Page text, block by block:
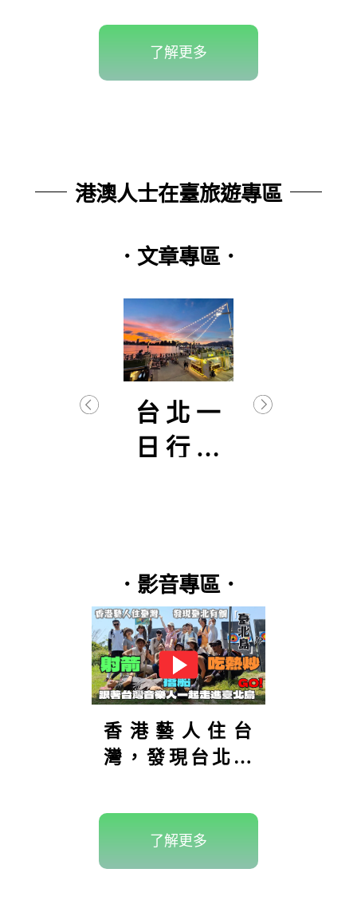
了解更多
港澳人士在臺旅遊專區
．文章專區．
台北一
日行程
．影音專區．
香港藝人住台
灣，發現台北有
島」？！島上還
可以射箭！到底
了解更多